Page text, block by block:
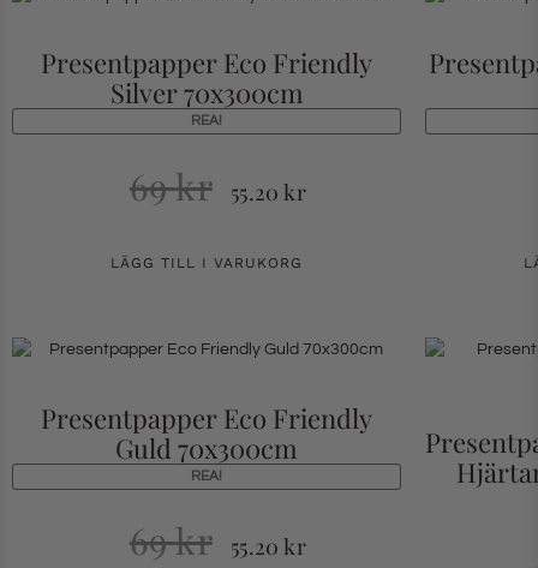
Presentpapper Eco Friendly
Silver 70x300cm
REA!
69kr 55.20kr
LÄGG TILL I VARUKORG
Presentpapper Eco Friendly
Guld 70x300cm
REA!
69kr 55.20kr